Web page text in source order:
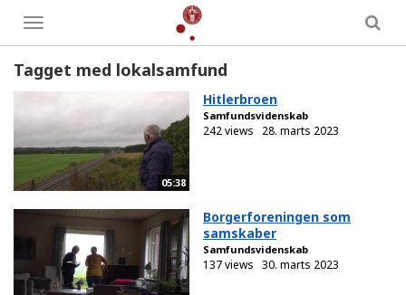
Toggle
menu
Tagget med lokalsamfund
05:38
Hitlerbroen
Samfundsvidenskab
242 views 28. marts 2023
Borgerforeningen som
samskaber
Samfundsvidenskab
137 views 30. marts 2023